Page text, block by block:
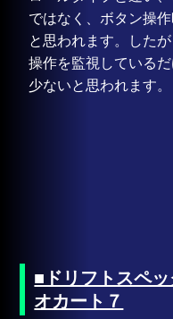
ではなく、ボタン操
と思われます。した
操作を監視している
少ないと思われます。
■ドリフトスペ
オカート７